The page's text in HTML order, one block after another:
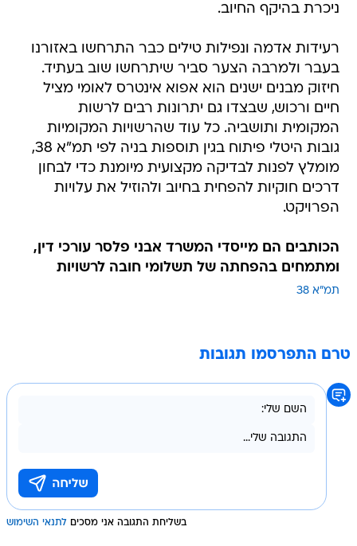
ניכרת בהיקף החיוב.
רעידות אדמה ונפילות טילים כבר התרחשו באזורנו
בעבר ולמרבה הצער סביר שיתרחשו שוב בעתיד.
חיזוק מבנים ישנים הוא אפוא אינטרס לאומי מציל
חיים ורכוש, שבצדו גם יתרונות רבים לרשות
המקומית ותושביה. כל עוד שהרשויות המקומיות
גובות היטלי פיתוח בגין תוספות בניה לפי תמ"א 38,
מומלץ לפנות לבדיקה מקצועית מיומנת כדי לבחון
דרכים חוקיות להפחית בחיוב ולהוזיל את עלויות
הפרויקט.
הכותבים הם מייסדי המשרד אבני פלסר עורכי דין,
ומתמחים בהפחתה של תשלומי חובה לרשויות
תמ"א 38
טרם התפרסמו תגובות
בשליחת התגובה אני מסכים לתנאי השימוש